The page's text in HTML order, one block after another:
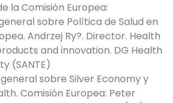
la Comisión Europea:
sobre Política de Salud en
Andrzej Ry?. Director. Health
and innovation. DG Health
sobre Silver Economy y
Comisión Europea: Peter